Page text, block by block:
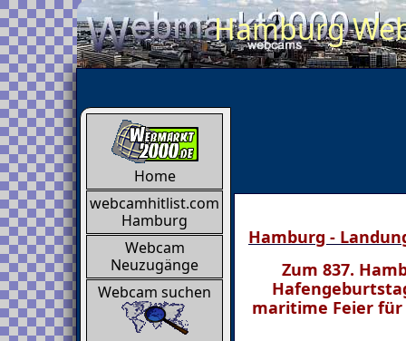
Hamburg
Home
webcamhitlist.com
Hamburg
Webcam
Neuzugänge
Webcam suchen
Hamburg -
Zum 837.
maritime Feier für